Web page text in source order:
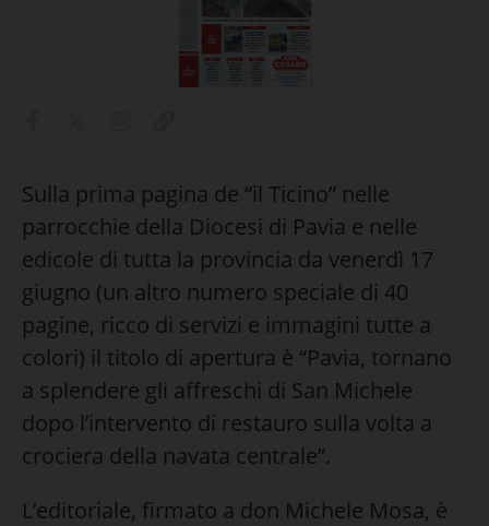
Sulla prima pagina de “il Ticino” nelle
parrocchie della Diocesi di Pavia e nelle
edicole di tutta la provincia da venerdì 17
giugno (un altro numero speciale di 40
pagine, ricco di servizi e immagini tutte a
colori) il titolo di apertura è “Pavia, tornano
a splendere gli affreschi di San Michele
dopo l’intervento di restauro sulla volta a
crociera della navata centrale”.
L’editoriale, firmato a don Michele Mosa, è